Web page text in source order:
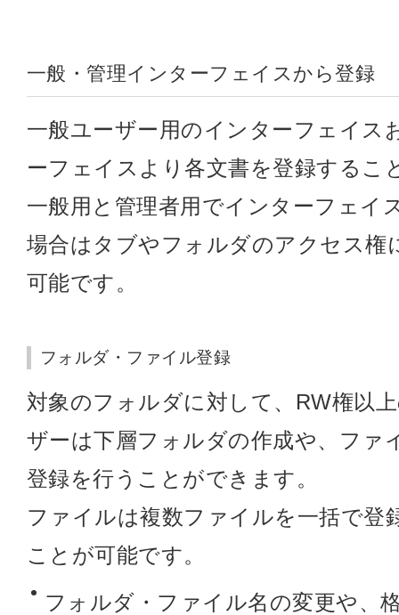
一般・管理インターフェイスから登録
一般ユーザー用のインターフェイス
ーフェイスより各文書を登録するこ
一般用と管理者用でインターフェイ
場合はタブやフォルダのアクセス権
可能です。
フォルダ・ファイル登録
対象のフォルダに対して、RW権以
ザーは下層フォルダの作成や、ファ
登録を行うことができます。
ファイルは複数ファイルを一括で登
ことが可能です。
フォルダ・ファイル名の変更や、